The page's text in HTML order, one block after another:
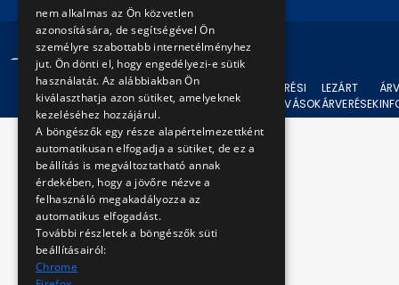
© 2024 BKV Minden jog fenntartva.
ÁRVERÉSEK
ÁRVERÉSI
FELHÍVÁSOK
LEZÁRT
ÁRVERÉSEK
nem alkalmas az Ön közvetlen
azonosítására, de segítségével Ön
személyre szabottabb internetélményhez
jut. Ön dönti el, hogy engedélyezi-e sütik
használatát. Az alábbiakban Ön
kiválaszthatja azon sütiket, amelyeknek
kezeléséhez hozzájárul.
A böngészők egy része alapértelmezettként
automatikusan elfogadja a sütiket, de ez a
beállítás is megváltoztatható annak
érdekében, hogy a jövőre nézve a
felhasználó megakadályozza az
automatikus elfogadást.
További részletek a böngészők süti
beállításairól:
Chrome